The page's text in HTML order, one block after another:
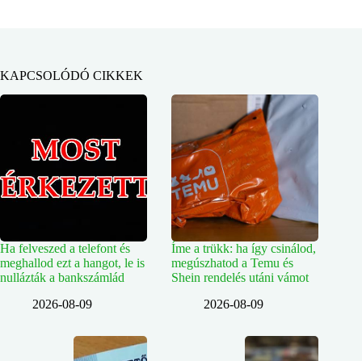
KAPCSOLÓDÓ CIKKEK
Ha felveszed a telefont és
meghallod ezt a hangot, le is
nullázták a bankszámlád
2026-08-09
Íme a trükk: ha így csinálod,
megúszhatod a Temu és
Shein rendelés utáni vámot
2026-08-09